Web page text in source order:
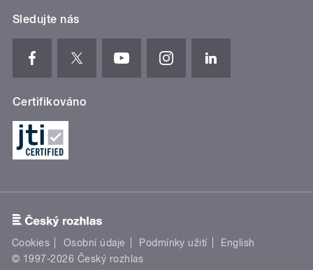
Sledujte nás
Certifikováno
Cookies Osobní údaje Podmínky užití
English
© 1997-2026 Český rozhlas